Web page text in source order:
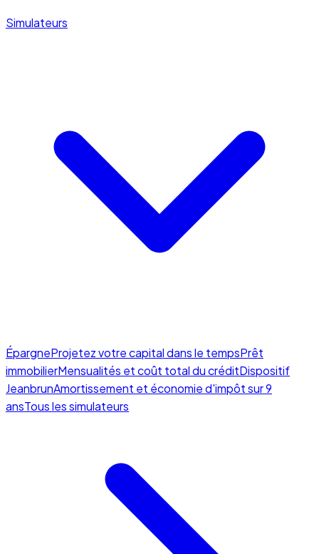
Simulateurs
ÉpargneProjetez votre capital dans le tempsPrêt
immobilierMensualités et coût total du créditDispositif
JeanbrunAmortissement et économie d'impôt sur 9
ansTous les simulateurs